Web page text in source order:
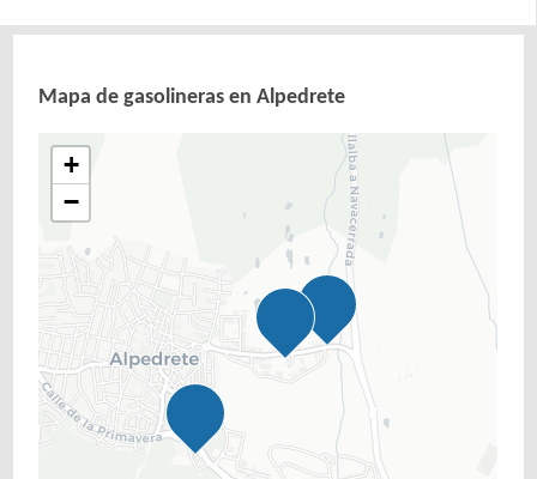
Mapa de gasolineras en Alpedrete
+
−